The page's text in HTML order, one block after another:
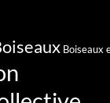
Boiseaux